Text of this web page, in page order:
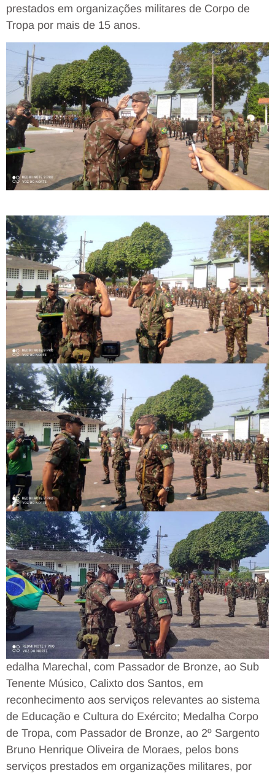
prestados em organizações militares de Corpo de
Tropa por mais de 15 anos.
edalha Marechal, com Passador de Bronze, ao Sub
Tenente Músico, Calixto dos Santos, em
reconhecimento aos serviços relevantes ao sistema
de Educação e Cultura do Exército; Medalha Corpo
de Tropa, com Passador de Bronze, ao 2º Sargento
Bruno Henrique Oliveira de Moraes, pelos bons
serviços prestados em organizações militares, por